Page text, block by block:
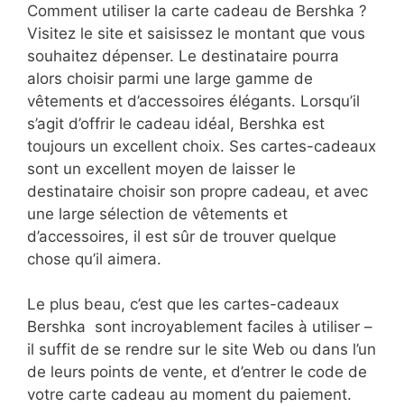
Comment utiliser la carte cadeau de Bershka ?
Visitez le site et saisissez le montant que vous
souhaitez dépenser. Le destinataire pourra
alors choisir parmi une large gamme de
vêtements et d’accessoires élégants. Lorsqu’il
s’agit d’offrir le cadeau idéal, Bershka est
toujours un excellent choix. Ses cartes-cadeaux
sont un excellent moyen de laisser le
destinataire choisir son propre cadeau, et avec
une large sélection de vêtements et
d’accessoires, il est sûr de trouver quelque
chose qu’il aimera.
Le plus beau, c’est que les cartes-cadeaux
Bershka sont incroyablement faciles à utiliser –
il suffit de se rendre sur le site Web ou dans l’un
de leurs points de vente, et d’entrer le code de
votre carte cadeau au moment du paiement.